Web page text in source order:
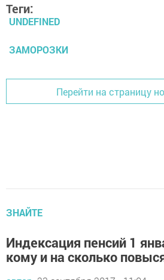
Теги:
UNDEFINED
ЗАМОРОЗКИ
Перейти на страницу
ЗНАЙТЕ
Индексация пенсий 1
кому и на сколько